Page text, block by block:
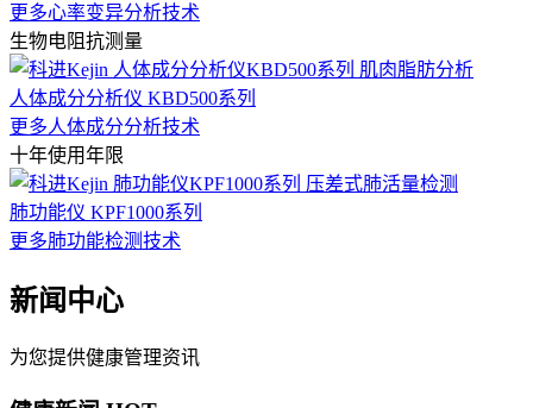
更多心率变异分析技术
生物电阻抗测量
人体成分分析仪 KBD500系列
更多人体成分分析技术
十年使用年限
肺功能仪 KPF1000系列
更多肺功能检测技术
新闻中心
为您提供健康管理资讯